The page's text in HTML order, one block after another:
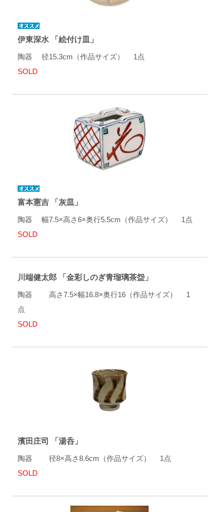
伊東深水 「絵付け皿」
陶器 径15.3cm（作品サイズ） 1点
SOLD
富本憲吉 「灰皿」
陶器 幅7.5×高さ6×奥行5.5cm（作品サイズ） 1点
SOLD
川端健太郎 「金彩しのぎ青瑠璃茶盌」
陶器 高さ7.5×幅16.8×奥行16（作品サイズ） 1
点
SOLD
濱田庄司 「湯呑」
陶器 径8×高さ8.6cm（作品サイズ） 1点
SOLD